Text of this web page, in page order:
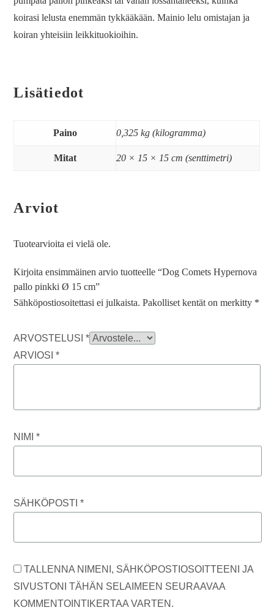
koirasi lelusta enemmän tykkääkään. Mainio lelu omistajan ja
koiran yhteisiin leikkituokioihin.
Lisätiedot
Paino 0,325 kg (kilogramma)
Mitat 20 × 15 × 15 cm (senttimetri)
Arviot
Tuotearvioita ei vielä ole.
Kirjoita ensimmäinen arvio tuotteelle “Dog Comets Hypernova
pallo pinkki Ø 15 cm”
Sähköpostiosoitettasi ei julkaista. Pakolliset kentät on merkitty *
ARVOSTELUSI*
ARVIOSI*
NIMI*
SÄHKÖPOSTI*
TALLENNA NIMENI, SÄHKÖPOSTIOSOITTEENI JA
SIVUSTONI TÄHÄN SELAIMEEN SEURAAVAA
KOMMENTOINTIKERTAA VARTEN.